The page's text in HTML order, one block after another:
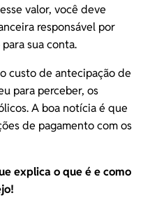
valor, você deve
responsável por
sua conta.
custo de antecipação de
para perceber, os
A boa notícia é que
de pagamento com os
explicao que é e como